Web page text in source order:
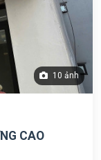
10 ảnh
CAO